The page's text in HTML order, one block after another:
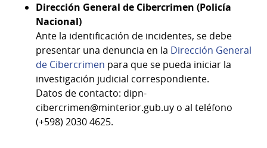
Dirección General de Cibercrimen (Policía
Nacional)
Ante la identificación de incidentes, se debe
presentar una denuncia en la Dirección General
de Cibercrimen para que se pueda iniciar la
investigación judicial correspondiente.
Datos de contacto: dipn-
cibercrimen@minterior.gub.uy o al teléfono
(+598) 2030 4625.